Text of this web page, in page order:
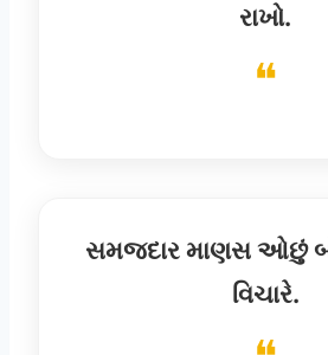
રાખો.
સમજદાર માણસ ઓછું
વિચારે.